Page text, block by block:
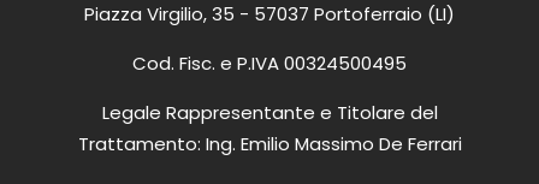
Piazza Virgilio, 35 - 57037 Portoferraio (LI)
Cod. Fisc. e P.IVA 00324500495
Legale Rappresentante e Titolare del
Trattamento: Ing. Emilio Massimo De Ferrari